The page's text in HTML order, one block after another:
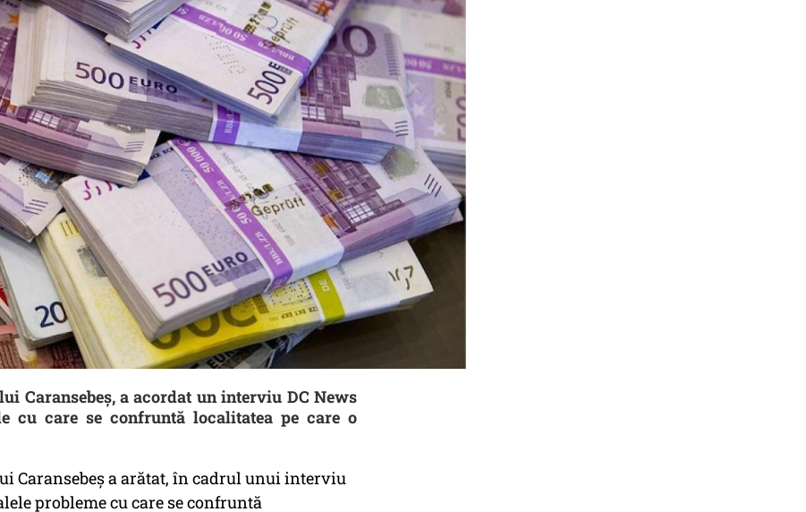
Caransebeş, a acordat un interviu DC News
cu care se confruntă localitatea pe care o
Caransebeş a arătat, în cadrul unui interviu
probleme cu care se confruntă